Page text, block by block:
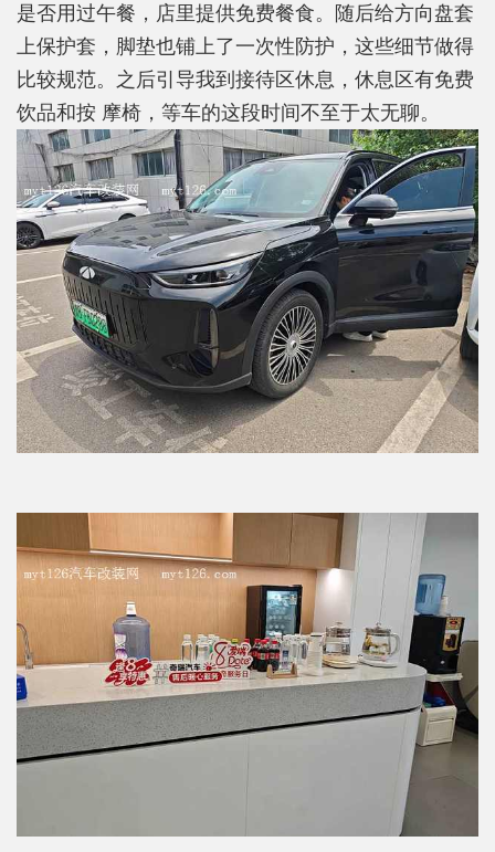
是否用过午餐，店里提供免费餐食。随后给方向盘套
上保护套，脚垫也铺上了一次性防护，这些细节做得
比较规范。之后引导我到接待区休息，休息区有免费
饮品和按 摩椅，等车的这段时间不至于太无聊。